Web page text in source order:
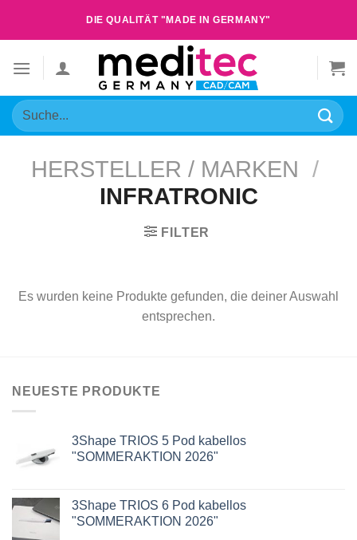
DIE QUALITÄT "MADE IN GERMANY"
Suche
nach:
HERSTELLER / MARKEN /
INFRATRONIC
FILTER
Es wurden keine Produkte gefunden, die deiner Auswahl
entsprechen.
NEUESTE PRODUKTE
3Shape TRIOS 5 Pod kabellos
"SOMMERAKTION 2026"
3Shape TRIOS 6 Pod kabellos
"SOMMERAKTION 2026"